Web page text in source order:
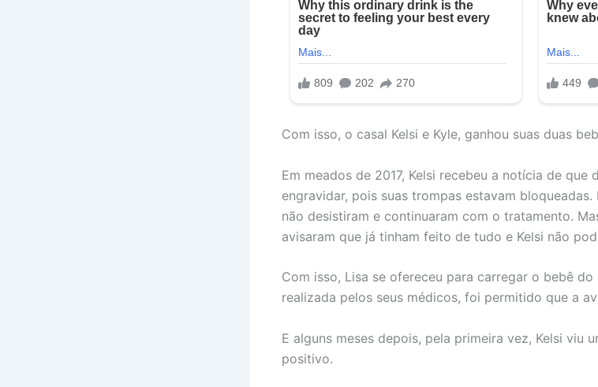
Com isso, o casal Kelsi e Kyle, ganhou suas duas
Em meados de 2017, Kelsi recebeu a notícia de
engravidar, pois suas trompas estavam
não desistiram e continuaram com o tratamento.
avisaram que já tinham feito de tudo e Kelsi não
Com isso, Lisa se ofereceu para carregar o bebê do
realizada pelos seus médicos, foi permitido que a
E alguns meses depois, pela primeira vez, Kelsi viu
positivo.